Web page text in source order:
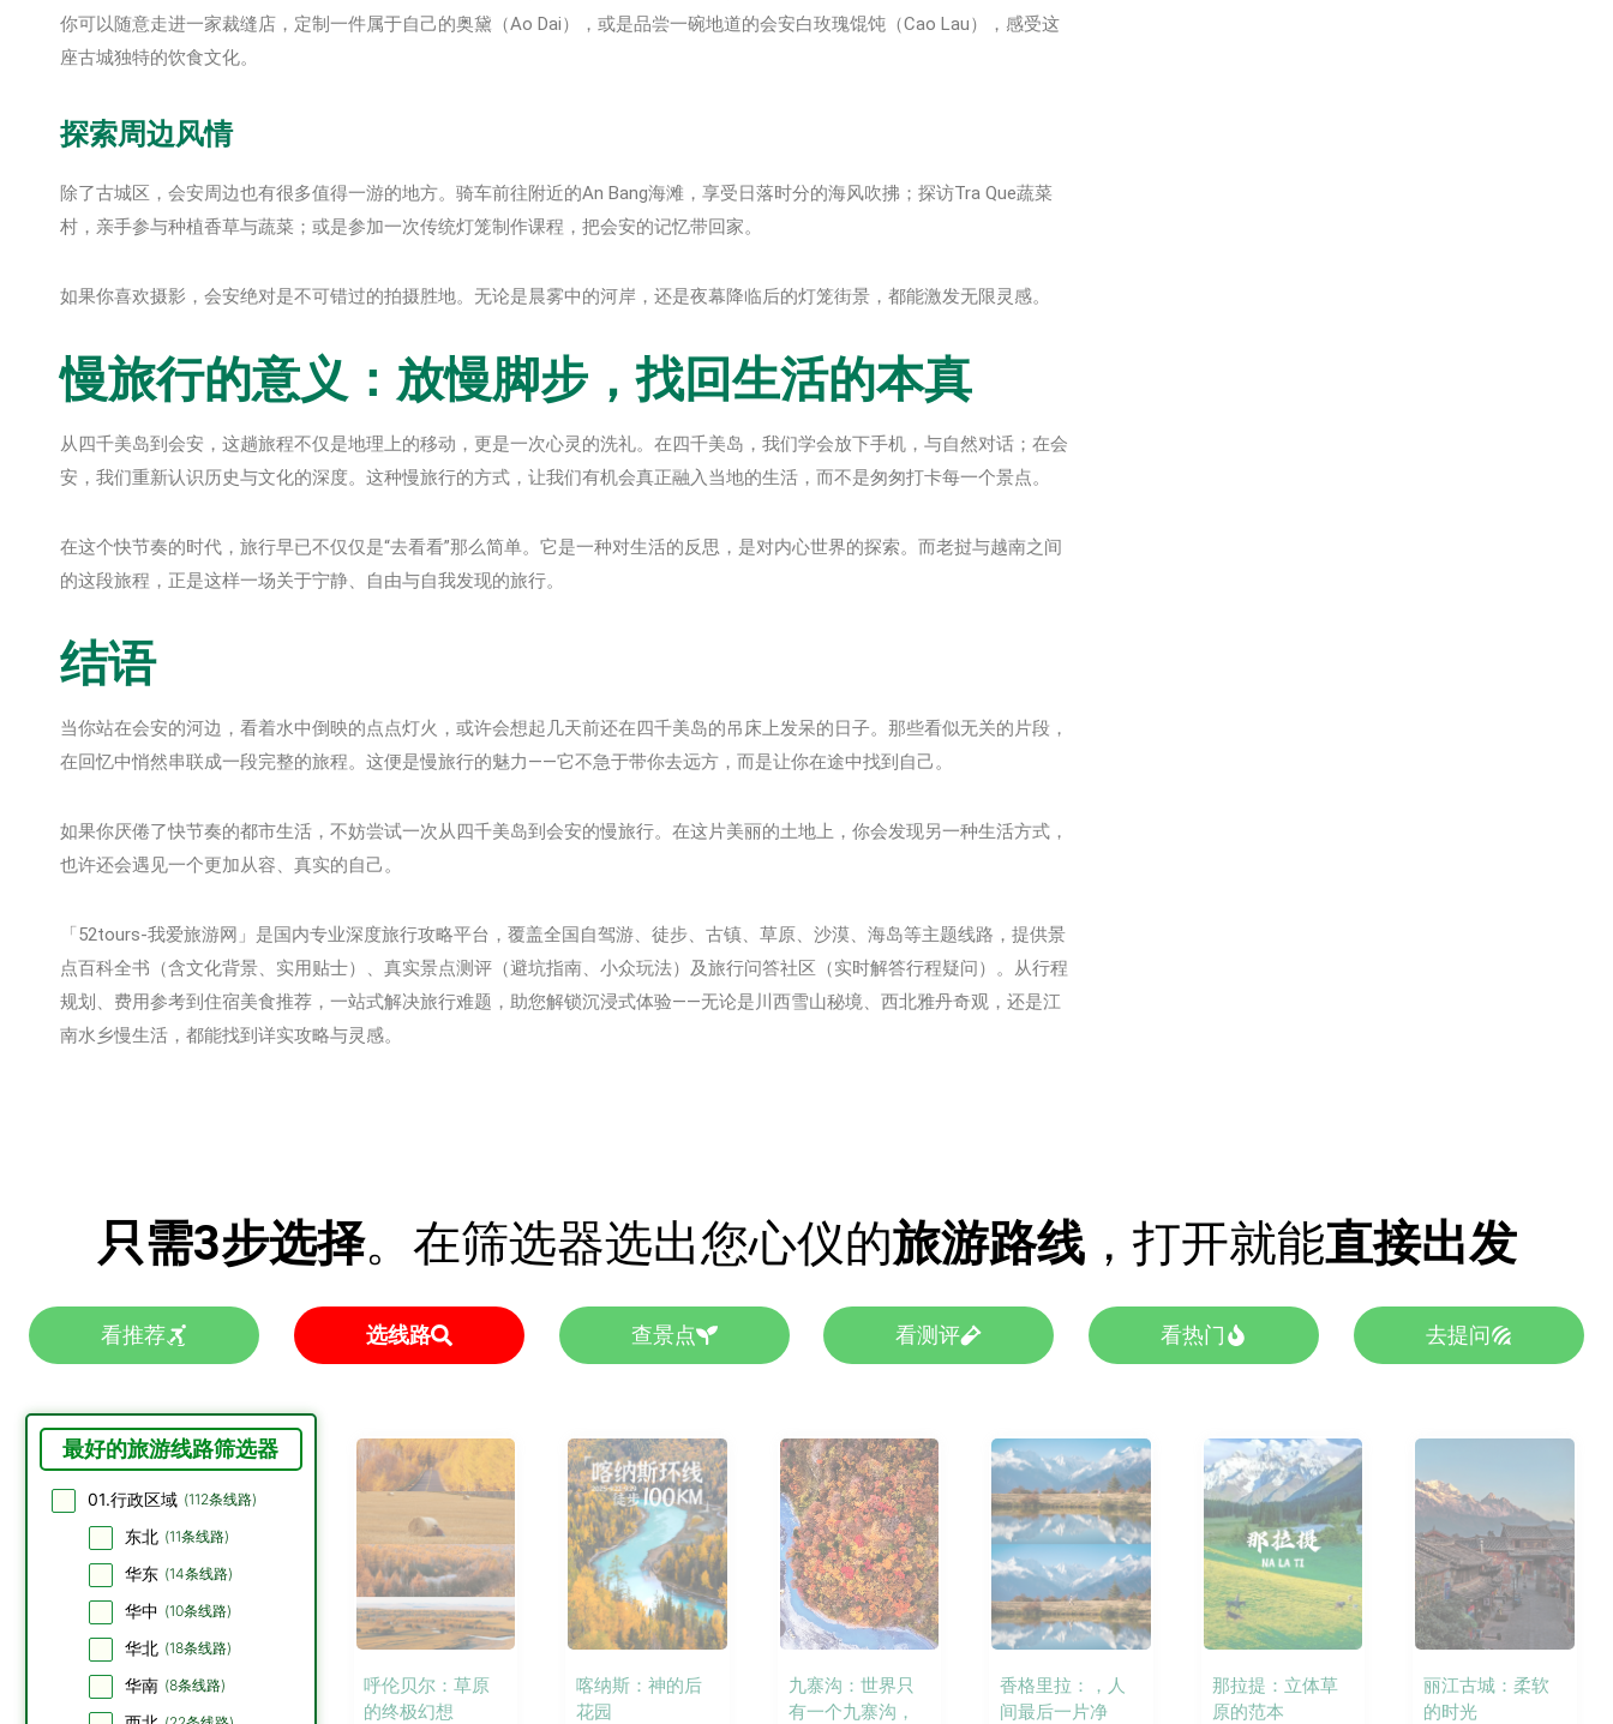
你可以随意走进一家裁缝店，定制一件属于自己的奥黛（Ao Dai），或是品尝一碗地道的会安白玫瑰馄饨（Cao Lau），感受这
座古城独特的饮食文化。
探索周边风情
除了古城区，会安周边也有很多值得一游的地方。骑车前往附近的An Bang海滩，享受日落时分的海风吹拂；探访Tra Que蔬菜
村，亲手参与种植香草与蔬菜；或是参加一次传统灯笼制作课程，把会安的记忆带回家。
如果你喜欢摄影，会安绝对是不可错过的拍摄胜地。无论是晨雾中的河岸，还是夜幕降临后的灯笼街景，都能激发无限灵感。
慢旅行的意义：放慢脚步，找回生活的本真
从四千美岛到会安，这趟旅程不仅是地理上的移动，更是一次心灵的洗礼。在四千美岛，我们学会放下手机，与自然对话；在会
安，我们重新认识历史与文化的深度。这种慢旅行的方式，让我们有机会真正融入当地的生活，而不是匆匆打卡每一个景点。
在这个快节奏的时代，旅行早已不仅仅是“去看看”那么简单。它是一种对生活的反思，是对内心世界的探索。而老挝与越南之间
的这段旅程，正是这样一场关于宁静、自由与自我发现的旅行。
结语
当你站在会安的河边，看着水中倒映的点点灯火，或许会想起几天前还在四千美岛的吊床上发呆的日子。那些看似无关的片段，
在回忆中悄然串联成一段完整的旅程。这便是慢旅行的魅力——它不急于带你去远方，而是让你在途中找到自己。
如果你厌倦了快节奏的都市生活，不妨尝试一次从四千美岛到会安的慢旅行。在这片美丽的土地上，你会发现另一种生活方式，
也许还会遇见一个更加从容、真实的自己。
「52tours-我爱旅游网」是国内专业深度旅行攻略平台，覆盖全国自驾游、徒步、古镇、草原、沙漠、海岛等主题线路，提供‌景
点百科全书‌（含文化背景、实用贴士）、‌真实景点测评‌（避坑指南、小众玩法）及‌旅行问答社区‌（实时解答行程疑问）。从行程
规划、费用参考到住宿美食推荐，一站式解决旅行难题，助您解锁沉浸式体验——无论是川西雪山秘境、西北雅丹奇观，还是江
南水乡慢生活，都能找到详实攻略与灵感。
只需3步选择。在筛选器选出您心仪的旅游路线，打开就能直接出发
看推荐 选线路 查景点 看测评 看热门 去提问
最好的旅游线路筛选器
01.行政区域 (112条线路)
东北 (11条线路)
华东 (14条线路)
华中 (10条线路)
华北 (18条线路)
华南 (8条线路)
呼伦贝尔：草原
的终极幻想
喀纳斯：神的后
花园
九寨沟：世界只
有一个九寨沟，
香格里拉：，人
间最后一片净
那拉提：立体草
原的范本
丽江古城：柔软
的时光